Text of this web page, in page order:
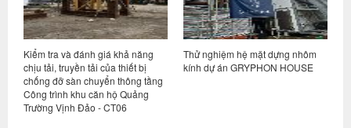
năng
tầng
Thử nghiệm hệ mặt dựng nhôm
kính dự án GRYPHON HOUSE
Thử nghiệm hệ mặt dựng nhôm
kính dự án “Capital land Hien